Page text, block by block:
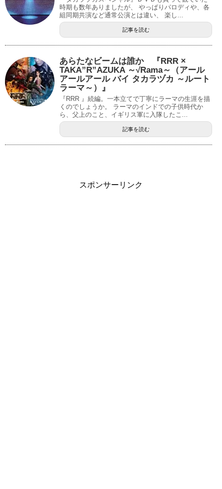
時期も数年ありましたが、 やっぱりパロディや、各
組同期共演など通常公演とは違い、 楽し...
記事を読む
あらたなビームは誰か 『RRR ×
TAKA”R”AZUKA ～√Rama～（アール
アールアール バイ タカラヅカ ～ルート
ラーマ～）』
『RRR 』続編。一本立てで丁寧にラーマの生涯を描
くのでしょうか。 ラーマのインドでの子供時代か
ら、父上のこと、イギリス軍に入隊したこ...
記事を読む
スポンサーリンク